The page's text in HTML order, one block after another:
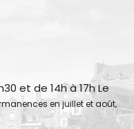
et de 14h à 17h Le
en juillet et août,